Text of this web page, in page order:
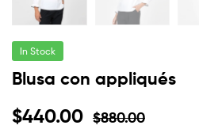
In Stock
Blusa con appliqués
$880.00
$440.00